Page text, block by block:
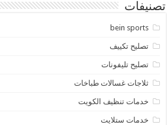
تصنيفات
bein sports
تصليح تكييف
تصليح تليفونات
ثلاجات غسالات طباخات
خدمات تنظيف الكويت
خدمات ستلايت